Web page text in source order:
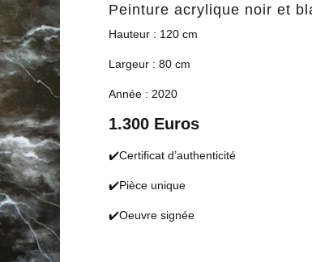
Peinture acrylique noir et
Hauteur : 120 cm
Largeur : 80 cm
Année : 2020
1.300 Euros
✔️Certificat d’authenticité
✔️Pièce unique
✔️Oeuvre signée